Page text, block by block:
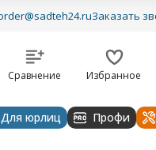
Заказать
Сравнение Избранное
Строительная техника
Для юрлиц Профи